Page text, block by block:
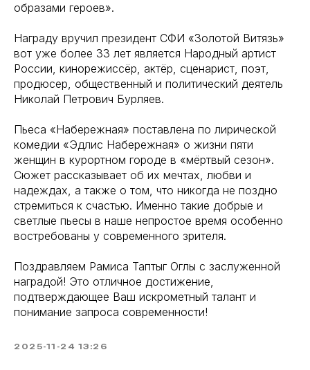
образами героев».
Награду вручил президент СФИ «Золотой Витязь»
вот уже более 33 лет является Народный артист
России, кинорежиссёр, актёр, сценарист, поэт,
продюсер, общественный и политический деятель
Николай Петрович Бурляев.
Пьеса «Набережная» поставлена по лирической
комедии «Эдлис Набережная» о жизни пяти
женщин в курортном городе в «мёртвый сезон».
Сюжет рассказывает об их мечтах, любви и
надеждах, а также о том, что никогда не поздно
стремиться к счастью. Именно такие добрые и
светлые пьесы в наше непростое время особенно
востребованы у современного зрителя.
Поздравляем Рамиса Таптыг Оглы с заслуженной
наградой! Это отличное достижение,
подтверждающее Ваш искрометный талант и
понимание запроса современности!
2025-11-24 13:26